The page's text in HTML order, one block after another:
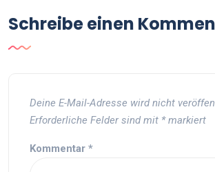
Schreibe einen
Deine E-Mail-Adresse wird nicht
Erforderliche Felder sind mit *markiert
Kommentar *